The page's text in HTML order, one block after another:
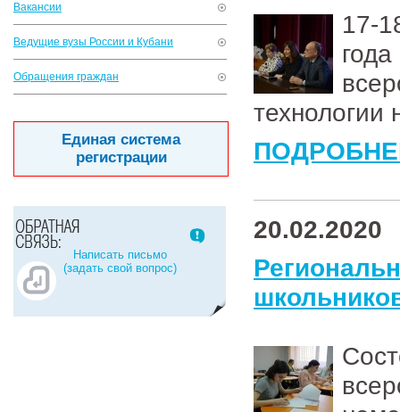
Вакансии
Ведущие вузы России и Кубани
Обращения граждан
Единая система
регистрации
Написать письмо
(задать свой вопрос)
20.02.2020